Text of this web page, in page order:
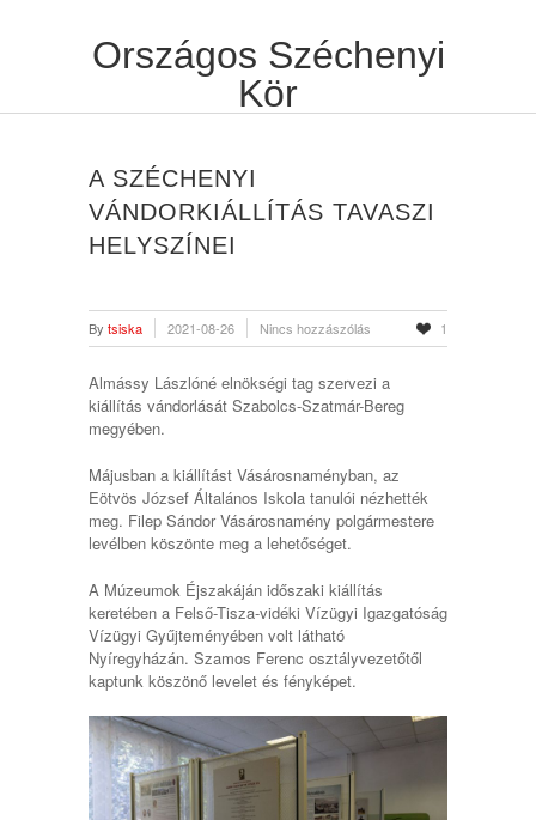
Országos Széchenyi
Kör
A SZÉCHENYI
VÁNDORKIÁLLÍTÁS TAVASZI
HELYSZÍNEI
By tsiska 2021-08-26 Nincs hozzászólás 1
Almássy Lászlóné elnökségi tag szervezi a
kiállítás vándorlását Szabolcs-Szatmár-Bereg
megyében.
Májusban a kiállítást Vásárosnaményban, az
Eötvös József Általános Iskola tanulói nézhették
meg. Filep Sándor Vásárosnamény polgármestere
levélben köszönte meg a lehetőséget.
A Múzeumok Éjszakáján időszaki kiállítás
keretében a Felső-Tisza-vidéki Vízügyi Igazgatóság
Vízügyi Gyűjteményében volt látható
Nyíregyházán. Szamos Ferenc osztályvezetőtől
kaptunk köszönő levelet és fényképet.